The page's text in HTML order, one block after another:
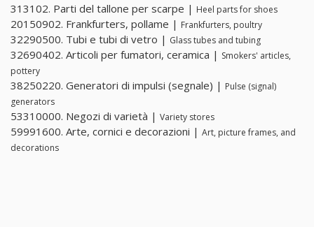
313102. Parti del tallone per scarpe | Heel parts for shoes
20150902. Frankfurters, pollame | Frankfurters, poultry
32290500. Tubi e tubi di vetro | Glass tubes and tubing
32690402. Articoli per fumatori, ceramica | Smokers' articles,
pottery
38250220. Generatori di impulsi (segnale) | Pulse (signal)
generators
53310000. Negozi di varietà | Variety stores
59991600. Arte, cornici e decorazioni | Art, picture frames, and
decorations